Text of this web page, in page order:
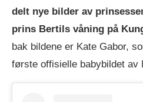
delt nye bilder av
prins Bertils våning på
bak bildene er Kate Gabor,
første offisielle babybildet av